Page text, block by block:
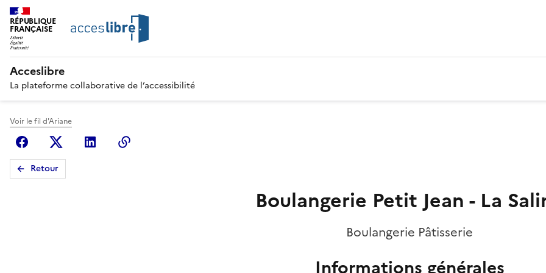
RÉPUBLIQUE
FRANÇAISE
Acceslibre
La plateforme collaborative de l’accessibilité
Voir le fil d'Ariane
FacebookX (anciennement Twitter)
Linkedin
Retour
Boulangerie Petit Jean - La
Boulangerie Pâtisserie
Informations générales